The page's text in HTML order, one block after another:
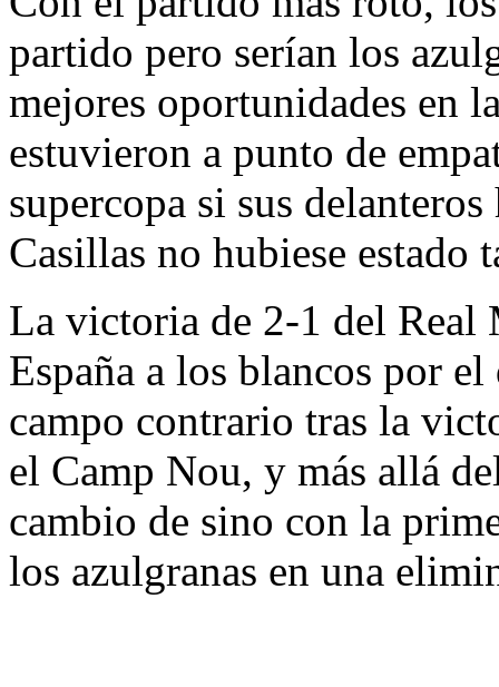
partido pero serían los
mejores oportunidades en
estuvieron a punto de
supercopa si sus
Casillas no hubiese estado
La victoria de 2-1 del Real
España a los blancos por
campo contrario tras la
el Camp Nou, y más allá
cambio de sino con la
los azulgranas en una